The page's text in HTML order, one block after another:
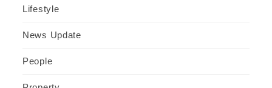
Lifestyle
News Update
People